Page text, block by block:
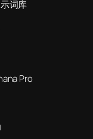
词库
Pro